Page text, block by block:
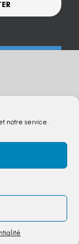
notre service.